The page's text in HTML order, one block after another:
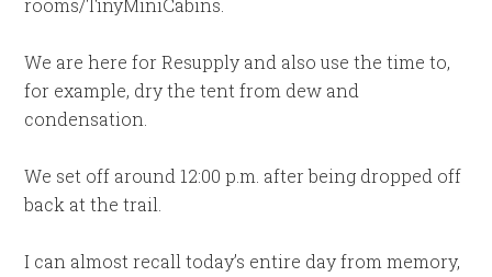
rooms/TinyMiniCabins.
We are here for Resupply and also use the time to,
for example, dry the tent from dew and
condensation.
We set off around 12:00 p.m. after being dropped off
back at the trail.
I can almost recall today’s entire day from memory,